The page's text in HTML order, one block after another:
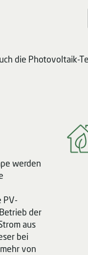
die Photovoltaik-
werden
PV-
der
aus
bei
von